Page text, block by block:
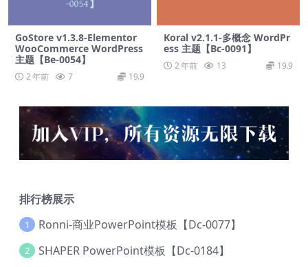
GoStore v1.3.8-Elementor
WooCommerce WordPress
主题【Be-0054】
2 年前 7 19.9
Koral v2.1.1-多概念 WordPr
ess 主题【Bc-0091】
2 年前 13 19.9
排行榜展示
1 Ronni-商业PowerPoint模板【Dc-0077】
2 SHAPER PowerPoint模板【Dc-0184】